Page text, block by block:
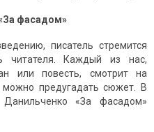
фасадом»
писатель стремится
читателя. Каждый из нас,
или повесть, смотрит на
предугадать сюжет. В
Данильченко «За фасадом»